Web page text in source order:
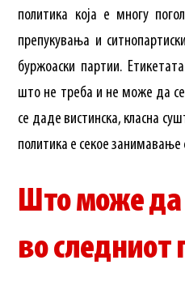
политика која е многу
препукувања и
буржоаски партии.
што не треба и не може да
се даде вистинска, класна
политика е секое занимавање
Што може да
во следниот